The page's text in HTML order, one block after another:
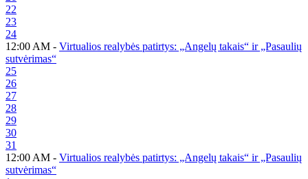
22
23
24
12:00 AM - Virtualios realybės patirtys: „Angelų takais“ ir „Pasaulių
sutvėrimas“
25
26
27
28
29
30
31
12:00 AM - Virtualios realybės patirtys: „Angelų takais“ ir „Pasaulių
sutvėrimas“